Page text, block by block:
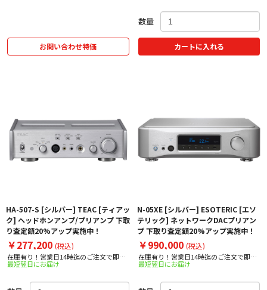
お問い合わせ特価
数量
カートに入れる
HA-507-S [シルバー] TEAC [ティアッ
ク] ヘッドホンアンプ/プリアンプ 下取
り査定額20%アップ実施中！
￥277,200 (税込)
在庫有り！営業日14時迄のご注文で即日
出荷！
最短翌日にお届け
N-05XE [シルバー] ESOTERIC [エソ
テリック] ネットワークDACプリアン
プ 下取り査定額20%アップ実施中！
￥990,000 (税込)
在庫有り！営業日14時迄のご注文で即日
出荷！
最短翌日にお届け